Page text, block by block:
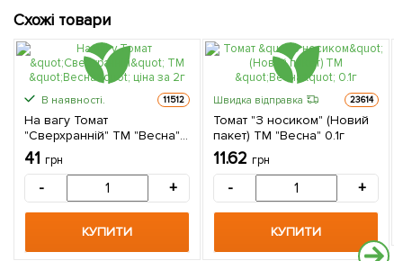
Схожі товари
В наявності. 11512
На вагу Томат
"Сверхранній" ТМ "Весна"
ціна за 2г
41 грн
- +
КУПИТИ
Швидка відправка 23614
Томат "З носиком" (Новий
пакет) ТМ "Весна" 0.1г
11.62 грн
- +
КУПИТИ